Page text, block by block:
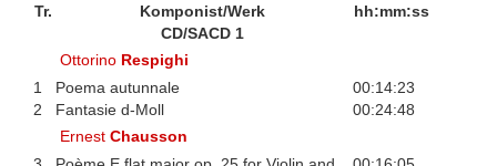
Tr. Komponist/Werk
hh:mm:ss
CD/SACD 1
Ottorino Respighi
1
Poema autunnale
00:14:23
2
Fantasie d-Moll
00:24:48
ErnestChausson